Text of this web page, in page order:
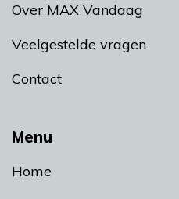
Menu
Home
Over MAX Vandaag
Veelgestelde vragen
Contact